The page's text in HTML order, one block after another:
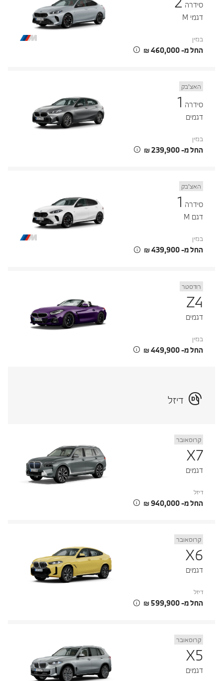
סידרה
דגמי M
בנזין
החל מ- ‏460,000 ‏₪
האצ’בק
סידרה1
דגמים
בנזין
החל מ- ‏239,900 ‏₪
האצ’בק
סידרה1
דגם M
בנזין
החל מ- ‏439,900 ‏₪
רודסטר
Z4
דגמים
בנזין
החל מ- ‏449,900 ‏₪
דיזל
קרוסאובר
X7
דגמים
דיזל
החל מ- ‏940,000 ‏₪
קרוסאובר
X6
דגמים
דיזל
החל מ- ‏599,900 ‏₪
קרוסאובר
X5
דגמים